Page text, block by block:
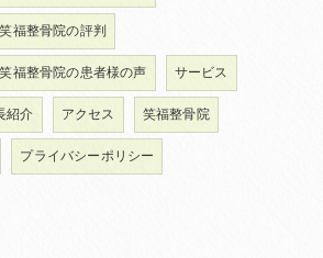
福整骨院の評判
福整骨院の患者様の声 サービス
紹介 アクセス 笑福整骨院
プライバシーポリシー